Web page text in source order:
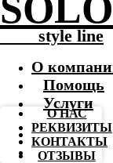
-------style line
О
Помощь
Услуги
О НАС
РЕКВИЗИТЫ
КОНТАКТЫ
ОТЗЫВЫ